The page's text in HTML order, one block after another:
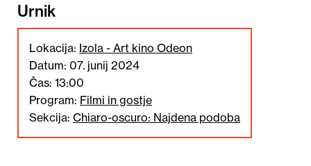
Urnik
Lokacija: Izola - Art kino Odeon
Datum: 07. junij 2024
Čas: 13:00
Program: Filmi in gostje
Sekcija: Chiaro-oscuro: Najdena podoba